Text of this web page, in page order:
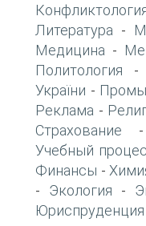
Литература -
Медицина -
Политология -
України -
Реклама -
Страхование
Учебный
Финансы -
- Экология -
Юриспруденция